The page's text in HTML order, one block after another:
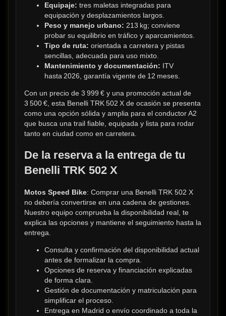
Equipaje: tres maletas integradas para
equipación y desplazamientos largos.
Peso y manejo urbano: 213 kg; conviene
probar su equilibrio en tráfico y aparcamientos.
Tipo de ruta: orientada a carretera y pistas
sencillas, adecuada para uso mixto.
Mantenimiento y documentación: ITV
hasta 2026, garantía vigente de 12 meses.
Con un precio de 3 999 € y una promoción actual de
3 500 €, esta Benelli TRK 502 X de ocasión se presenta
como una opción sólida y amplia para el conductor A2
que busca una trail fiable, equipada y lista para rodar
tanto en ciudad como en carretera.
De la reserva a la entrega de tu
Benelli TRK 502 X
Motos Speed Bike: Comprar una Benelli TRK 502 X
no debería convertirse en una cadena de gestiones.
Nuestro equipo comprueba la disponibilidad real, te
explica las opciones y mantiene el seguimiento hasta la
entrega.
Consulta y confirmación del disponibilidad actual
antes de formalizar la compra.
Opciones de reserva y financiación explicadas
de forma clara.
Gestión de documentación y matriculación para
simplificar el proceso.
Entrega en Madrid o envío coordinado a toda la